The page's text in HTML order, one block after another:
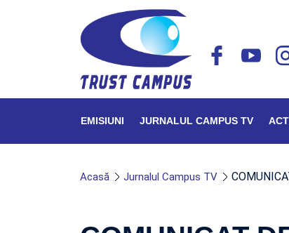
EMISIUNI JURNALUL CAMPUS TV
Acasă Jurnalul Campus TV